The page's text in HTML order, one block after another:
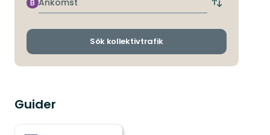
B
Byt
och
Sök kollektivtrafik
Guider